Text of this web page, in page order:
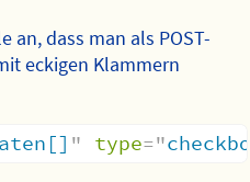
an, dass man als POST-
eckigen Klammern
" type="